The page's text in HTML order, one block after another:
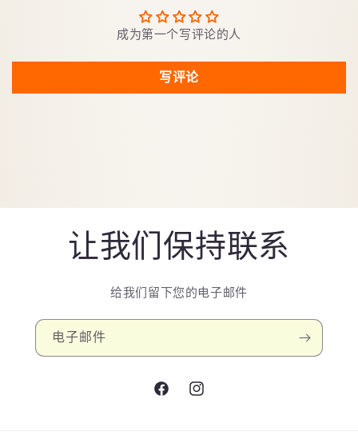
成为第一个写评论的人
写评论
让我们保持联系
给我们留下您的电子邮件
电子邮件
FacebookInstagram